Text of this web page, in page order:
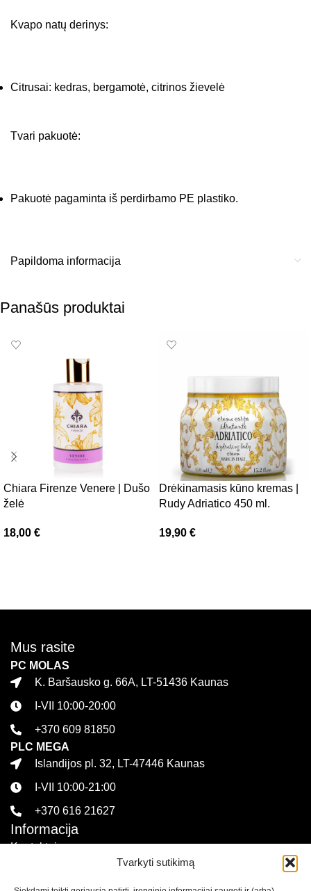
Tvarkyti sutikimą
Kvapo natų derinys:
Citrusai: kedras, bergamotė, citrinos žievelė
Tvari pakuotė:
Pakuotė pagaminta iš perdirbamo PE plastiko.
Papildoma informacija
Panašūs produktai
Chiara Firenze Venere | Dušo
želė
18,00 €
Drėkinamasis kūno kremas |
Rudy Adriatico 450 ml.
19,90 €
Mus rasite
PC MOLAS
K. Baršausko g. 66A, LT-51436 Kaunas
I-VII 10:00-20:00
+370 609 81850
PLC MEGA
Islandijos pl. 32, LT-47446 Kaunas
I-VII 10:00-21:00
+370 616 21627
Informacija
Kontaktai
Pirkimo sąlygos ir taisyklės